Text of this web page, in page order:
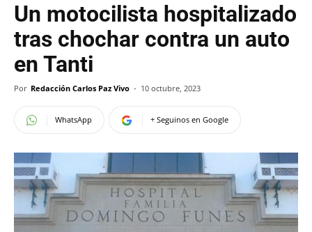
Un motocilista hospitalizado
tras chochar contra un auto
en Tanti
Por Redacción Carlos Paz Vivo - 10 octubre, 2023
WhatsApp + Seguinos en Google